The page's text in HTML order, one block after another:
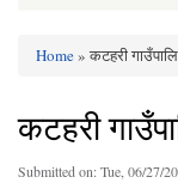
Home» कटहरी
कटहरी
Submitted on:Tue, 06/27/